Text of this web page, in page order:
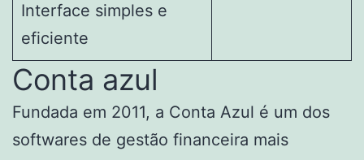
Interface simples e
eficiente
Conta azul
Fundada em 2011, a Conta Azul é um dos
softwares de gestão financeira mais